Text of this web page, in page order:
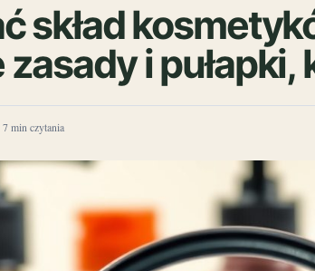
skład
i
7 min czytania